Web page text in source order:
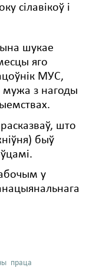
сілавікоў і
шукае
яго
МУС,
з нагоды
што
быў
у
праца